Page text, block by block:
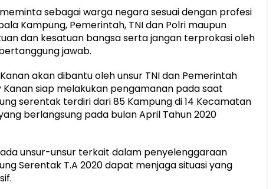
meminta sebagai warga negara sesuai dengan profesi
Kampung, Pemerintah, TNI dan Polri maupun
dan kesatuan bangsa serta jangan terprokasi oleh
jawab.
akan dibantu oleh unsur TNI dan Pemerintah
siap melakukan pengamanan pada saat
serentak terdiri dari 85 Kampung di 14 Kecamatan
berlangsung pada bulan April Tahun 2020
unsur-unsur terkait dalam penyelenggaraan
Serentak T.A 2020 dapat menjaga situasi yang